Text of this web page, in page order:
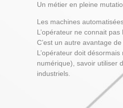
Un métier en pleine
Les machines
L’opérateur ne connait
C’est un autre avantage
L’opérateur doit
numérique), savoir utiliser
industriels.